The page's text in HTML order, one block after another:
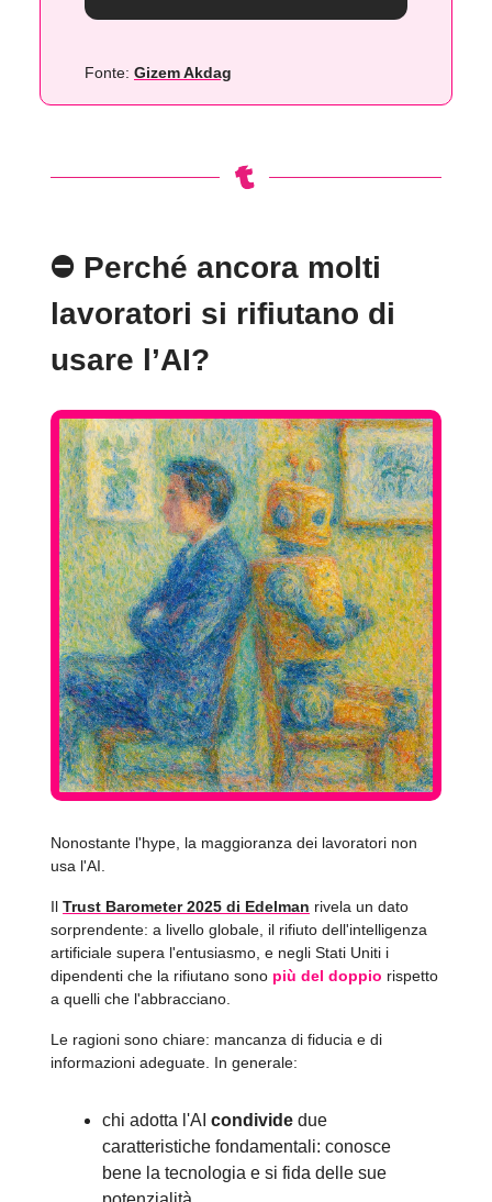
Fonte: Gizem Akdag
⛔️ Perché ancora molti
lavoratori si rifiutano di
usare l’AI?
Nonostante l'hype, la maggioranza dei lavoratori non
usa l'AI.
Il Trust Barometer 2025 di Edelman rivela un dato
sorprendente: a livello globale, il rifiuto dell'intelligenza
artificiale supera l'entusiasmo, e negli Stati Uniti i
dipendenti che la rifiutano sono più del doppio rispetto
a quelli che l'abbracciano.
Le ragioni sono chiare: mancanza di fiducia e di
informazioni adeguate. In generale:
chi adotta l'AI condivide due
caratteristiche fondamentali: conosce
bene la tecnologia e si fida delle sue